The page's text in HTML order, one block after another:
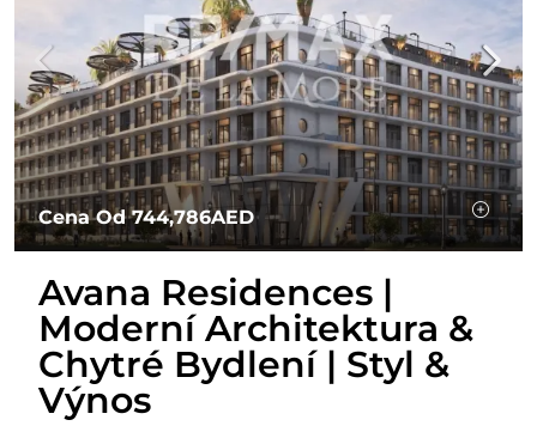
Cena Od744,786AED
Avana Residences |
Moderní Architektura &
Chytré Bydlení | Styl &
Výnos